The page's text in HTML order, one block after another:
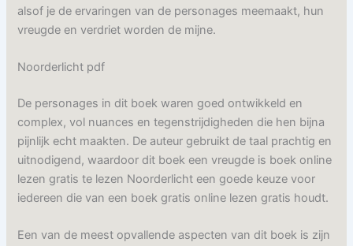
alsof je de ervaringen van de personages meemaakt, hun
vreugde en verdriet worden de mijne.
Noorderlicht pdf
De personages in dit boek waren goed ontwikkeld en
complex, vol nuances en tegenstrijdigheden die hen bijna
pijnlijk echt maakten. De auteur gebruikt de taal prachtig en
uitnodigend, waardoor dit boek een vreugde is boek online
lezen gratis te lezen Noorderlicht een goede keuze voor
iedereen die van een boek gratis online lezen gratis houdt.
Een van de meest opvallende aspecten van dit boek is zijn